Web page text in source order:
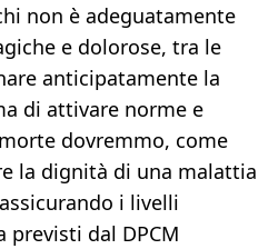
non è adeguatamente
e dolorose, tra le
anticipatamente la
di attivare norme e
dovremmo, come
la dignità di una malattia
i livelli
previsti dal DPCM